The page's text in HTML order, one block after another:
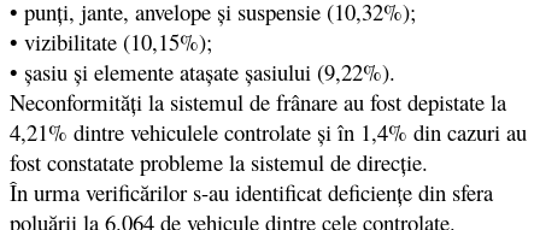
• punți, jante, anvelope și suspensie (10,32%);
• vizibilitate (10,15%);
• șasiu și elemente atașate șasiului (9,22%).
Neconformități la sistemul de frânare au fost depistate la
4,21% dintre vehiculele controlate şi în 1,4% din cazuri au
fost constatate probleme la sistemul de direcţie.
În urma verificărilor s-au identificat deficiențe din sfera
poluării la 6.064 de vehicule dintre cele controlate.